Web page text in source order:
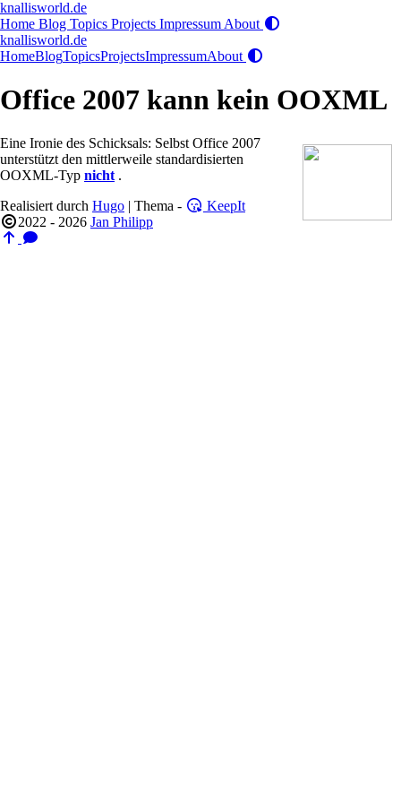
knallisworld.de
Home Blog Topics Projects Impressum About
knallisworld.de
HomeBlogTopicsProjectsImpressumAbout
Office 2007 kann kein OOXML
Eine Ironie des Schicksals: Selbst Office 2007
unterstützt den mittlerweile standardisierten
OOXML-Typ nicht .
Realisiert durch Hugo | Thema -
KeepIt
2022 - 2026 Jan Philipp